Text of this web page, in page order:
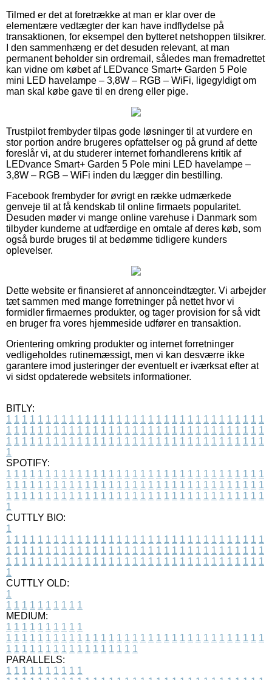
Tilmed er det at foretrække at man er klar over de
elementære vedtægter der kan have indflydelse på
transaktionen, for eksempel den bytteret netshoppen tilsikrer.
I den sammenhæng er det desuden relevant, at man
permanent beholder sin ordremail, således man fremadrettet
kan vidne om købet af LEDvance Smart+ Garden 5 Pole
mini LED havelampe – 3,8W – RGB – WiFi, ligegyldigt om
man skal købe gave til en dreng eller pige.
Trustpilot frembyder tilpas gode løsninger til at vurdere en
stor portion andre brugeres opfattelser og på grund af dette
foreslår vi, at du studerer internet forhandlerens kritik af
LEDvance Smart+ Garden 5 Pole mini LED havelampe –
3,8W – RGB – WiFi inden du lægger din bestilling.
Facebook frembyder for øvrigt en række udmærkede
genveje til at få kendskab til online firmaets popularitet.
Desuden møder vi mange online varehuse i Danmark som
tilbyder kunderne at udfærdige en omtale af deres køb, som
også burde bruges til at bedømme tidligere kunders
oplevelser.
Dette website er finansieret af annonceindtægter. Vi arbejder
tæt sammen med mange forretninger på nettet hvor vi
formidler firmaernes produkter, og tager provision for så vidt
en bruger fra vores hjemmeside udfører en transaktion.
Orientering omkring produkter og internet forretninger
vedligeholdes rutinemæssigt, men vi kan desværre ikke
garantere imod justeringer der eventuelt er iværksat efter at
vi sidst opdaterede websitets informationer.
BITLY:
1 1 1 1 1 1 1 1 1 1 1 1 1 1 1 1 1 1 1 1 1 1 1 1 1 1 1 1 1 1 1 1 1
1 1 1 1 1 1 1 1 1 1 1 1 1 1 1 1 1 1 1 1 1 1 1 1 1 1 1 1 1 1 1 1 1
1 1 1 1 1 1 1 1 1 1 1 1 1 1 1 1 1 1 1 1 1 1 1 1 1 1 1 1 1 1 1 1 1
1
SPOTIFY:
1 1 1 1 1 1 1 1 1 1 1 1 1 1 1 1 1 1 1 1 1 1 1 1 1 1 1 1 1 1 1 1 1
1 1 1 1 1 1 1 1 1 1 1 1 1 1 1 1 1 1 1 1 1 1 1 1 1 1 1 1 1 1 1 1 1
1 1 1 1 1 1 1 1 1 1 1 1 1 1 1 1 1 1 1 1 1 1 1 1 1 1 1 1 1 1 1 1 1
1
CUTTLY BIO:
1
1 1 1 1 1 1 1 1 1 1 1 1 1 1 1 1 1 1 1 1 1 1 1 1 1 1 1 1 1 1 1 1 1
1 1 1 1 1 1 1 1 1 1 1 1 1 1 1 1 1 1 1 1 1 1 1 1 1 1 1 1 1 1 1 1 1
1 1 1 1 1 1 1 1 1 1 1 1 1 1 1 1 1 1 1 1 1 1 1 1 1 1 1 1 1 1 1 1 1
1
CUTTLY OLD:
1
1 1 1 1 1 1 1 1 1 1
MEDIUM:
1 1 1 1 1 1 1 1 1 1
1 1 1 1 1 1 1 1 1 1 1 1 1 1 1 1 1 1 1 1 1 1 1 1 1 1 1 1 1 1 1 1 1
1 1 1 1 1 1 1 1 1 1 1 1 1 1 1 1 1
PARALLELS:
1 1 1 1 1 1 1 1 1 1